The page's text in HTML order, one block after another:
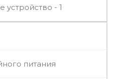
устройство - 1
питания